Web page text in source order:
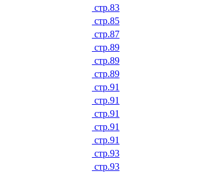
стр.83
стр.85
стр.87
стр.89
стр.89
стр.89
стр.91
стр.91
стр.91
стр.91
стр.91
стр.93
стр.93